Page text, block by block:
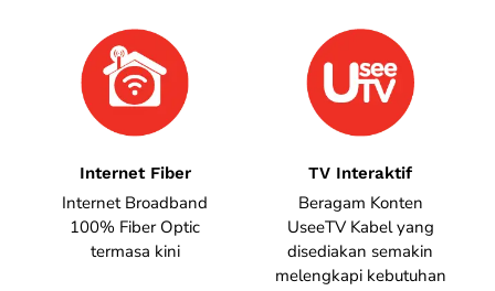
Internet Fiber
Internet Broadband
100% Fiber Optic
termasa kini
TV Interaktif
Beragam Konten
UseeTV Kabel yang
disediakan semakin
melengkapi kebutuhan